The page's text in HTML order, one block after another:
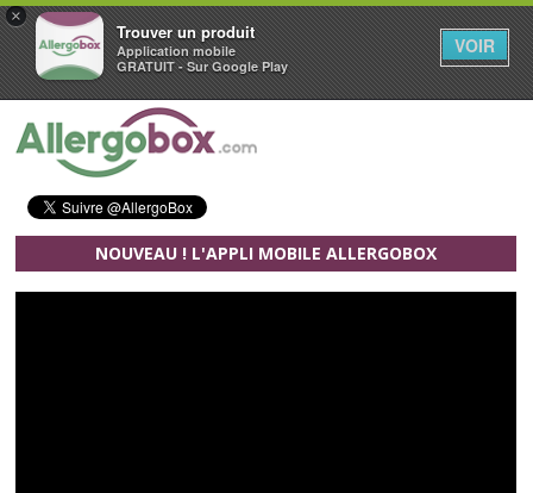
×
Trouver un produit
Application mobile
GRATUIT - Sur Google Play
VOIR
Aller au contenu principal
NOUVEAU ! L'APPLI MOBILE ALLERGOBOX